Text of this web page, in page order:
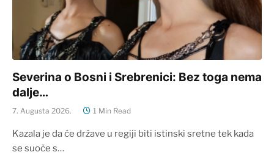
Severina o Bosni i Srebrenici: Bez toga nema
dalje…
7. Augusta 2026. 1 Min Read
Kazala je da će države u regiji biti istinski sretne tek kada
se suoče s…